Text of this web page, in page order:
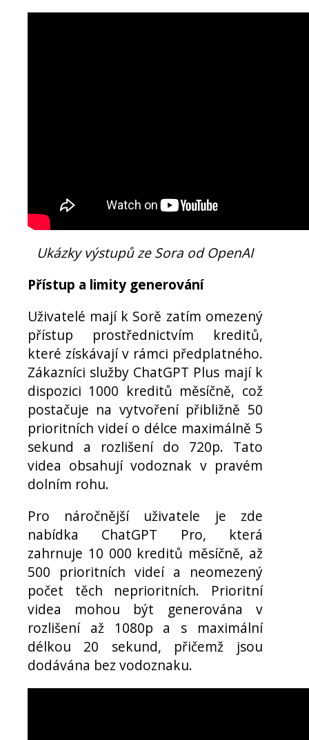
Ukázky výstupů ze Sora od OpenAI
Přístup a limity generování
Uživatelé mají k Sorě zatím omezený
přístup prostřednictvím kreditů,
které získávají v rámci předplatného.
Zákazníci služby ChatGPT Plus mají k
dispozici 1000 kreditů měsíčně, což
postačuje na vytvoření přibližně 50
prioritních videí o délce maximálně 5
sekund a rozlišení do 720p. Tato
videa obsahují vodoznak v pravém
dolním rohu.
Pro náročnější uživatele je zde
nabídka ChatGPT Pro, která
zahrnuje 10 000 kreditů měsíčně, až
500 prioritních videí a neomezený
počet těch neprioritních. Prioritní
videa mohou být generována v
rozlišení až 1080p a s maximální
délkou 20 sekund, přičemž jsou
dodávána bez vodoznaku.